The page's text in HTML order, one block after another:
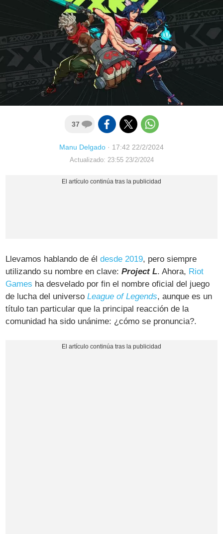
37
Manu Delgado · 17:42 22/2/2024
Actualizado: 23:55 23/2/2024
Llevamos hablando de éldesde 2019, pero siempre
utilizando su nombre en clave:Project L. Ahora, Riot
Games ha desvelado por fin el nombre oficial del juego
de lucha del universoLeague of Legends, aunque es un
título tan particular que la principal reacción de la
comunidad ha sido unánime: ¿cómo se pronuncia?.